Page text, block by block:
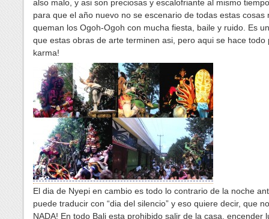
also malo, y asi son preciosas y escalofriante al mismo
para que el año nuevo no se escenario de todas estas cosas
queman los Ogoh-Ogoh con mucha fiesta, baile y ruido. Es
que estas obras de arte terminen asi, pero aqui se hace todo
karma!
El dia de Nyepi en cambio es todo lo contrario de la noche
puede traducir con “dia del silencio” y eso quiere decir, que
NADA! En todo Bali esta prohibido salir de la casa, encender